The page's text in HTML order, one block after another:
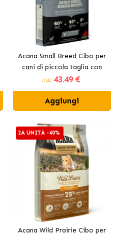
Acana Small Breed Cibo per
cani di piccola taglia con
pollo
(DA) 43.49 €
Aggiungi
2A UNITÀ -40%
Acana Wild Prairie Cibo per